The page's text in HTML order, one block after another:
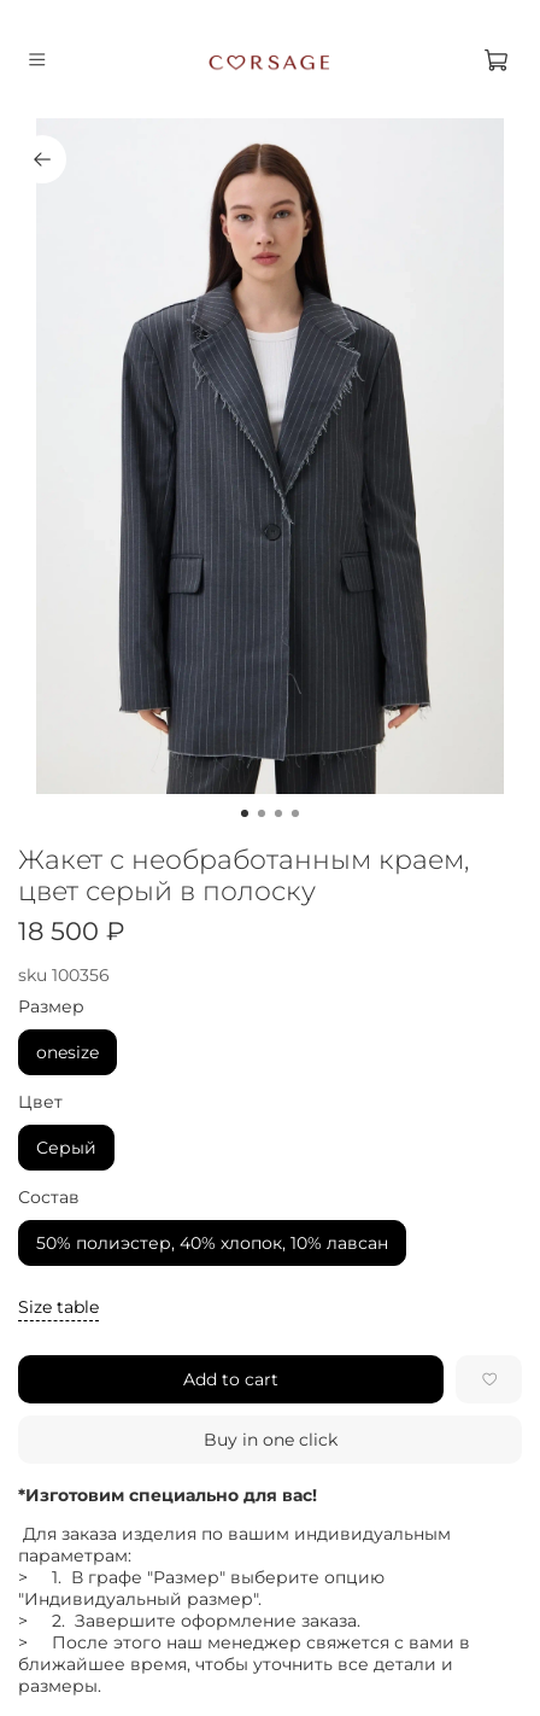
sku 100356
Жакет с необработанным краем,
цвет серый в полоску
18 500 ₽
Size table
Add to cart
Buy in one click
Размер
onesize
Цвет
Серый
Состав
50% полиэстер, 40% хлопок, 10% лавсан
*Изготовим специально для вас!
Для заказа изделия по вашим индивидуальным
параметрам:
> 1. В графе "Размер" выберите опцию
"Индивидуальный размер".
> 2. Завершите оформление заказа.
> После этого наш менеджер свяжется с вами в
ближайшее время, чтобы уточнить все детали и
размеры.